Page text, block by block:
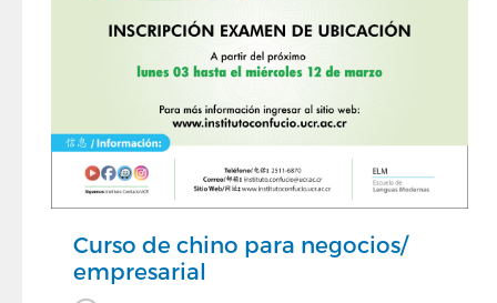
Curso de chino para negocios/
empresarial